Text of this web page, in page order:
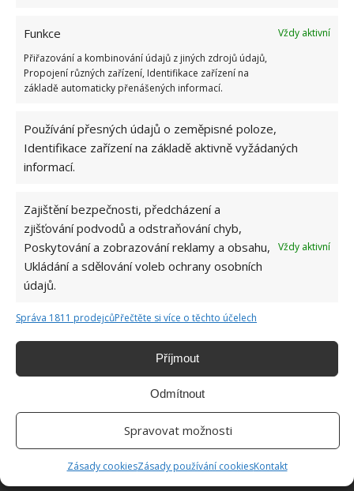
Funkce
Vždy aktivní
Přiřazování a kombinování údajů z jiných zdrojů údajů,
Propojení různých zařízení, Identifikace zařízení na
základě automaticky přenášených informací.
Používání přesných údajů o zeměpisné poloze,
Identifikace zařízení na základě aktivně vyžádaných
informací.
Zajištění bezpečnosti, předcházení a
zjišťování podvodů a odstraňování chyb,
Poskytování a zobrazování reklamy a obsahu,
Ukládání a sdělování voleb ochrany osobních
údajů.
Vždy aktivní
Správa 1811 prodejcůPřečtěte si více o těchto účelech
Příjmout
Odmítnout
Spravovat možnosti
Zásady cookiesZásady používání cookiesKontakt
jednoduchá finta, díky které ušetříte za drahou
údržbu
5.8.2026
Tato lidová past zachytí všechny mouchy a vosy
v domácnosti během pár desítek minut
O WEBU
Sháníte zajímavé tipy jak vylepšit Váš domov? Originální nápady,
aktuální trendy, praktické rady i inspirativní fotografie najdete na
stránkách internetového magazínu
Bydlimeutulne.cz
3letý chlapec zmizí v lese a je 2 noci nezvěstný. Policisté mají husí
kůži, když jim řekne, kdo se o něho postaral